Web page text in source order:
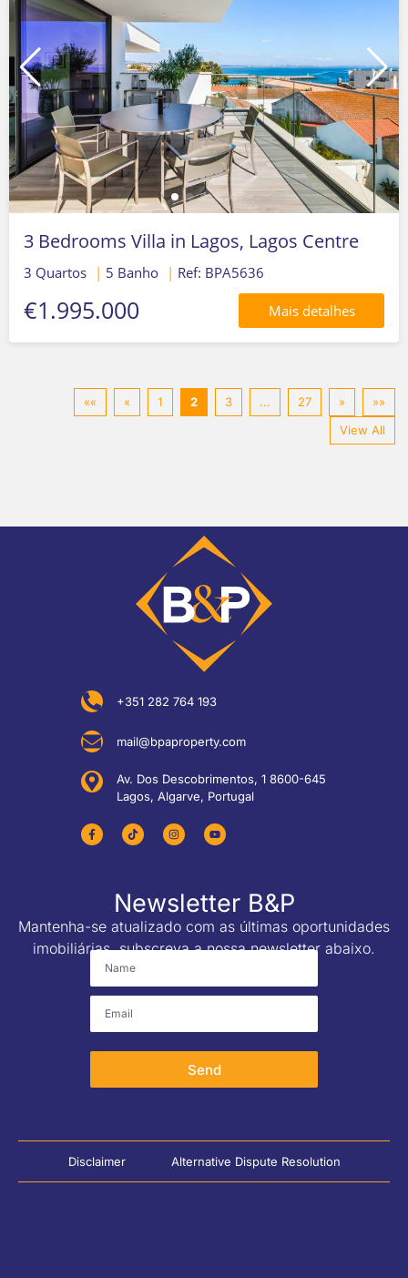
3 Bedrooms Villa in Lagos, Lagos Centre
3 Quartos | 5 Banho | Ref: BPA5636
€1.995.000 Mais detalhes
«« « 1 2 3 ... 27 »
»»
View All
+351 282 764 193
mail@bpaproperty.com
Av. Dos Descobrimentos, 1 8600-645
Lagos, Algarve, Portugal
Newsletter B&P
Mantenha-se atualizado com as últimas oportunidades
imobiliárias, subscreva a nossa newsletter abaixo.
Send
Disclaimer Alternative Dispute Resolution